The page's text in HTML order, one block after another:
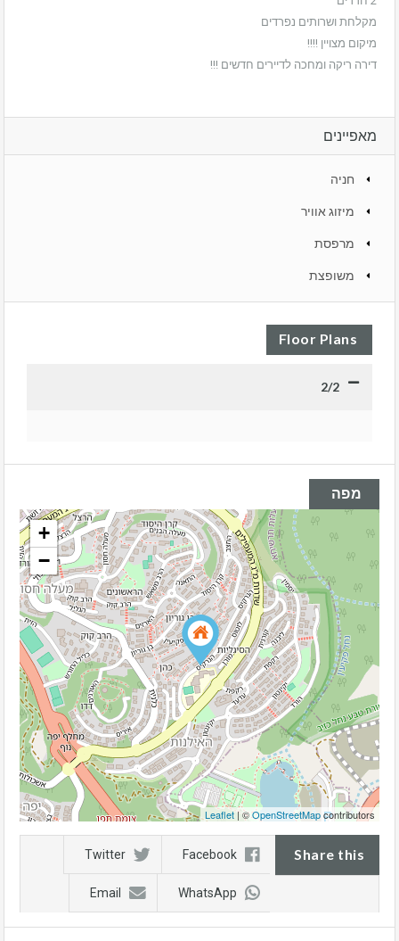
מקלחת ושרותים נפרדים
מיקום מצויין !!!!
דירה ריקה ומחכה לדיירים חדשים !!!
מאפיינים
חניה
מיזוג אוויר
מרפסת
משופצת
Floor Plans
2/2
מפה
+
−
Leaflet | ©OpenStreetMapcontributors
Share this
Facebook
Twitter
WhatsApp
Email